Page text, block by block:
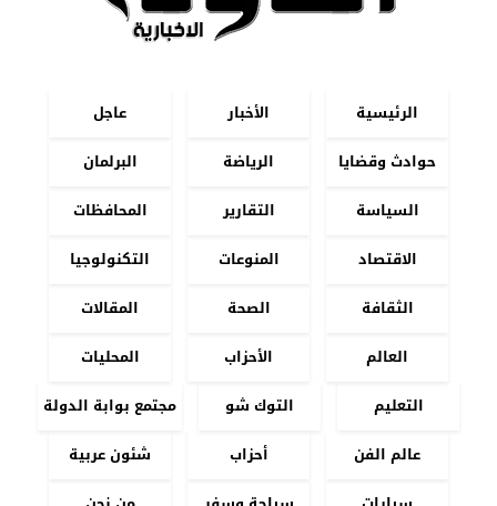
الرئيسية الأخبار
عاجل
حوادث وقضايا
الرياضة
البرلمان
السياسة
التقارير
المحافظات
الاقتصاد
المنوعات
التكنولوجيا
الثقافة
الصحة
المقالات
العالم
الأحزاب
المحليات
التعليم
التوك شو
مجتمع بوابة الدولة
عالم الفن
أحزاب
شئون عربية